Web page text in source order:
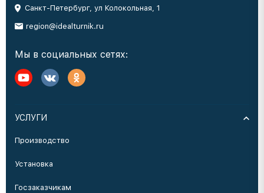
Санкт-Петербург, ул Колокольная, 1
region@idealturnik.ru
Мы в социальных сетях:
УСЛУГИ
Производство
Установка
Госзаказчикам